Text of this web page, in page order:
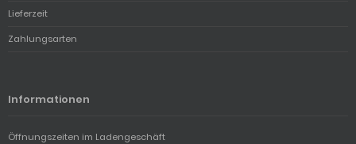
Lieferzeit
Zahlungsarten
Informationen
Öffnungszeiten im Ladengeschäft